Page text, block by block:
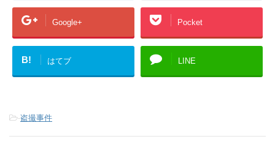
Google+ Pocket
B! はてブ LINE
-盗撮事件